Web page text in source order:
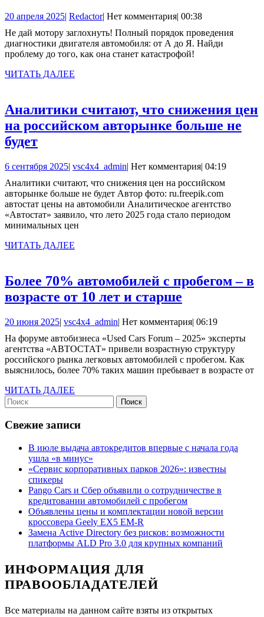
диагностики
двигателя
автомобиля
20 апреля 202520
2025
| RedactorRedactor
| Нет комментария| 00:38
Не дай мотору заглохнуть! Полный порядок проведения
диагностики двигателя автомобиля: от А до Я. Найди
проблему до того, как она станет катастрофой!
ЧИТАТЬ ДАЛЕЕ
Аналитики считают, что снижения цен
на российском авторынке больше не
будетАналитики
что
снижения
цен
на
авторынке
не
будет
6 сентября 20256
2025
| vsc4x4_adminvsc4x4_admin
| Нет комментария| 04:19
Аналитики считают, что снижения цен на российском
авторынке больше не будет Автор фото: ru.freepik.com
автостат цены на автомобили Аналитическое агентство
«Автостат» заявило, что лето 2025 года стало периодом
минимальных цен
ЧИТАТЬ ДАЛЕЕ
Более 70% автомобилей с пробегом – в
возрасте от 10 лет и старше
автомобилей
с
пробегом
–
лет
и
старше
20 июня 202520
2025
| vsc4x4_adminvsc4x4_admin
| Нет комментария| 06:19
На форуме автобизнеса «Used Cars Forum – 2025» эксперты
агентства «АВТОСТАТ» привели возрастную структуру
российского рынка легковых автомобилей с пробегом. Как
выяснилось, более 70% таких машин пребывает в возрасте от
ЧИТАТЬ ДАЛЕЕ
Найти:
Свежие записи
В июле выдача автокредитов впервые с начала года
ушла «в минус»
«Сервис корпоративных парков 2026»: известны
спикеры
Pango Cars и Сбер объявили о сотрудничестве в
кредитовании автомобилей с пробегом
Объявлены цены и комплектации новой версии
кроссовера Geely EX5 EM-R
Замена Active Directory без рисков: возможности
платформы ALD Pro 3.0 для крупных компаний
ИНФОРМАЦИЯ ДЛЯ
ПРАВООБЛАДАТЕЛЕЙ
Все материалы на данном сайте взяты из открытых